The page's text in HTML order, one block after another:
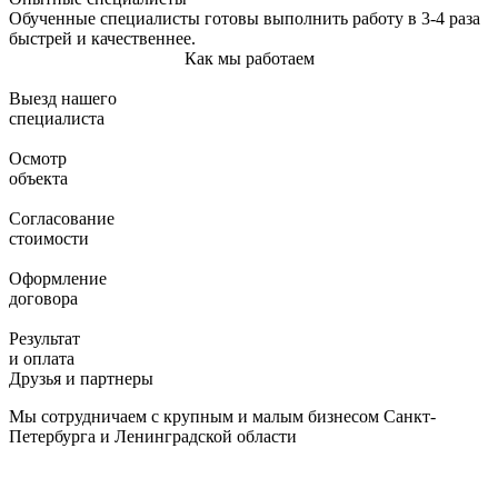
Обученные специалисты готовы выполнить работу в 3-4 раза
быстрей и качественнее.
Как мы работаем
Выезд нашего
специалиста
Осмотр
объекта
Согласование
стоимости
Оформление
договора
Результат
и оплата
Друзья и партнеры
Мы сотрудничаем с крупным и малым бизнесом Санкт-
Петербурга и Ленинградской области